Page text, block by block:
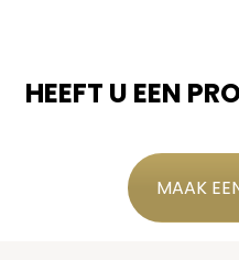
HEEFT U EEN
MAAK